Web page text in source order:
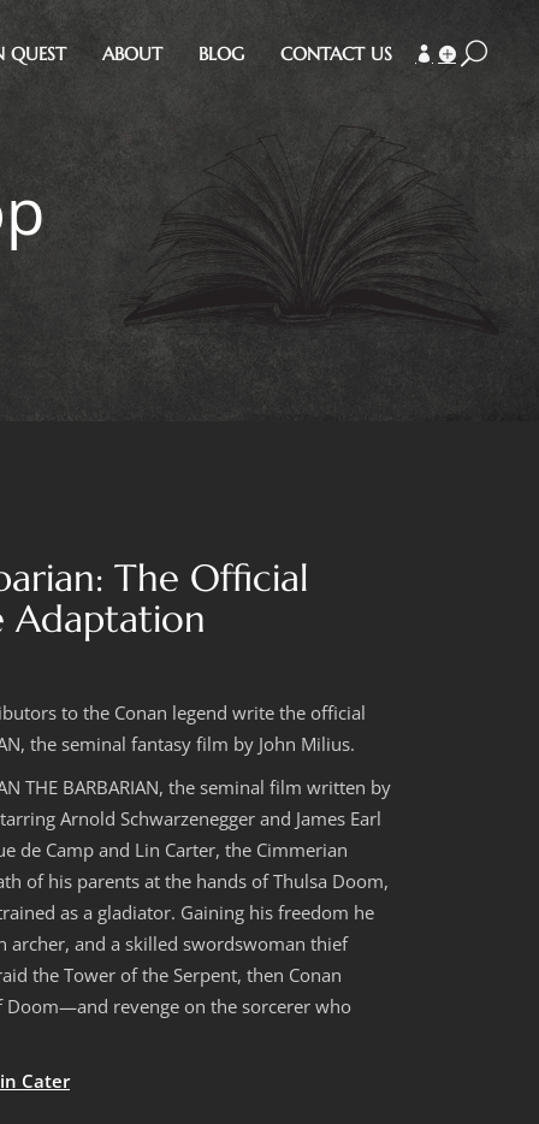
QUEST ABOUT BLOG CONTACT US
The Official
Adaptation
to the Conan legend write the official
the seminal fantasy film by John Milius.
THE BARBARIAN, the seminal film written by
Arnold Schwarzenegger and James Earl
de Camp and Lin Carter, the Cimmerian
of his parents at the hands of Thulsa Doom,
as a gladiator. Gaining his freedom he
archer, and a skilled swordswoman thief
the Tower of the Serpent, then Conan
Doom—and revenge on the sorcerer who
Cater